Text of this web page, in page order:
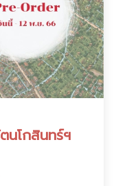
นโกสินทร์ฯ